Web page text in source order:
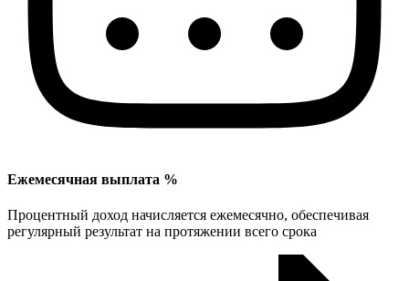
Ежемесячная выплата %
Процентный доход начисляется ежемесячно, обеспечивая
регулярный результат на протяжении всего срока